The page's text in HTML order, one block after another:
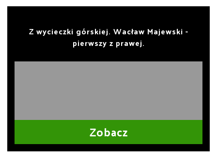
Z wycieczki górskiej. Wacław Majewski -
pierwszy z prawej.
Zobacz